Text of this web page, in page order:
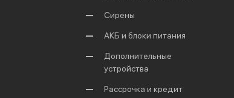
Сирены
АКБ и блоки питания
Дополнительные
устройства
Рассрочка и кредит